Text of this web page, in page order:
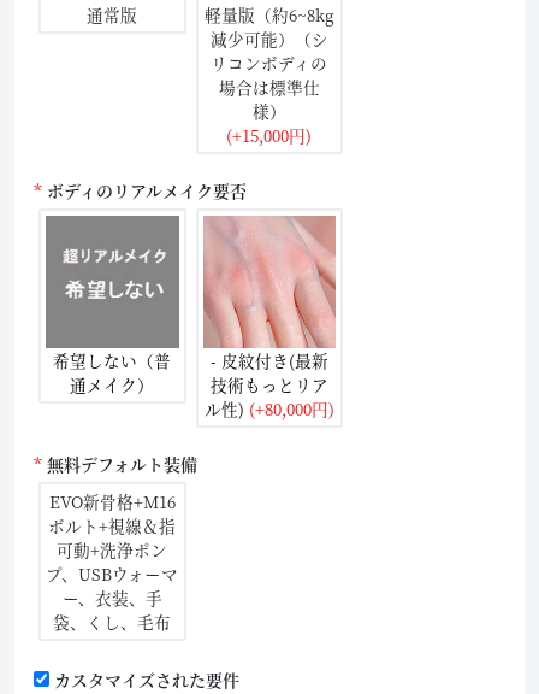
通常版
軽量版（約6~8kg
減少可能）（シ
リコンボディの
場合は標準仕
様）
(+15,000円)
ボディのリアルメイク要否
希望しない（普
通メイク）
- 皮紋付き(最新
技術もっとリア
ル性) (+80,000円)
無料デフォルト装備
EVO新骨格+M16
ボルト+視線＆指
可動+洗浄ポン
プ、USBウォーマ
ー、衣装、手
袋、くし、毛布
カスタマイズされた要件